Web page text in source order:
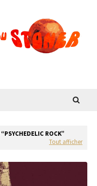
PSYCHEDELIC ROCK
Tout afficher